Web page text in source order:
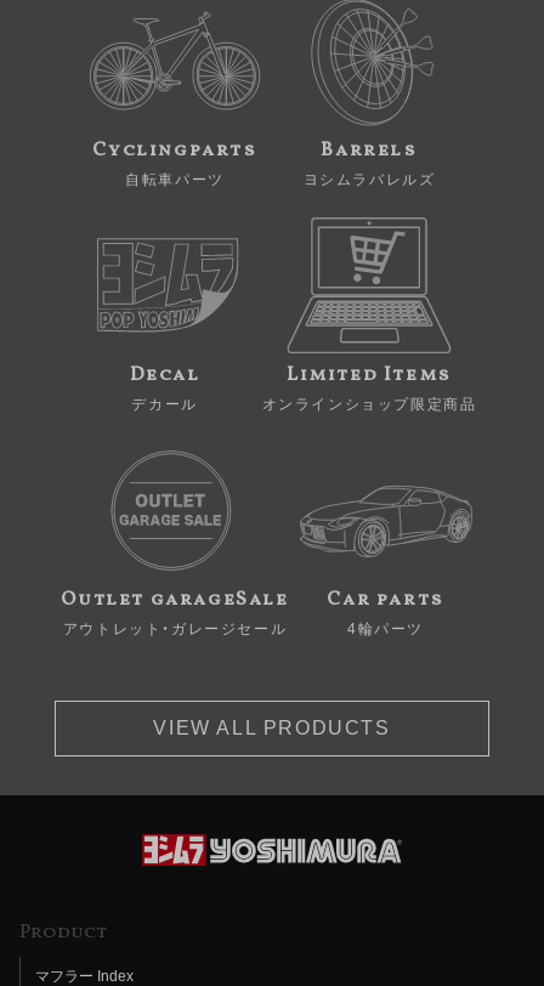
Cyclingparts
自転車パーツ
Barrels
ヨシムラバレルズ
Decal
デカール
Limited Items
オンラインショップ限定商品
Outlet garageSale
アウトレット・ガレージセール
Car parts
4輪パーツ
VIEW ALL PRODUCTS
Product
マフラー Index